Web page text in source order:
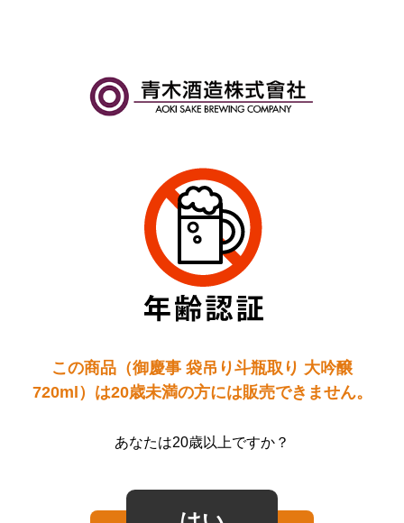
この商品（御慶事 袋吊り斗瓶取り 大吟醸
720ml）は20歳未満の方には販売できません。
あなたは20歳以上ですか？